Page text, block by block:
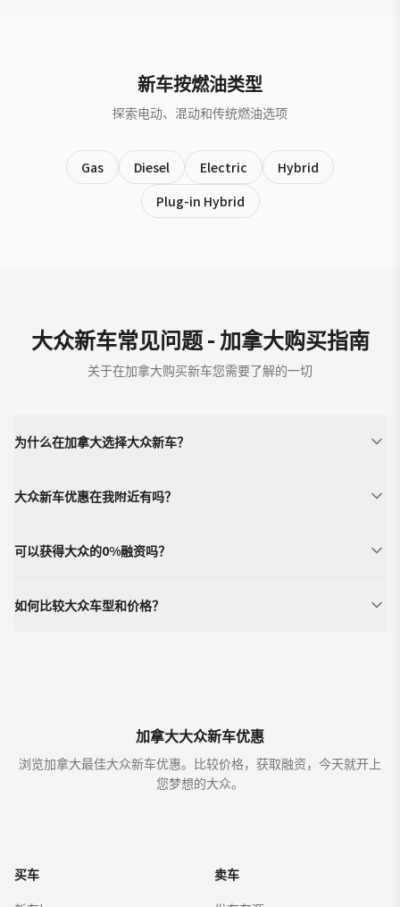
新车按燃油类型
探索电动、混动和传统燃油选项
Gas Diesel Electric
Hybrid
Plug-in Hybrid
大众新车常见问题 - 加拿大购买指南
关于在加拿大购买新车您需要了解的一切
为什么在加拿大选择大众新车？
大众新车优惠在我附近有吗？
可以获得大众的0%融资吗？
如何比较大众车型和价格？
加拿大大众新车优惠
浏览加拿大最佳大众新车优惠。比较价格，获取融资，今天就开上
您梦想的大众。
买车
卖车